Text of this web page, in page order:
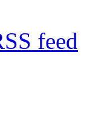
feed